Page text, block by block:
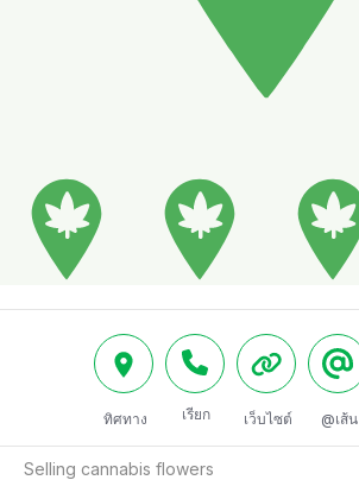
ทิศทาง เรียก เว็บไซต์ @เส้น
Selling cannabis flowers